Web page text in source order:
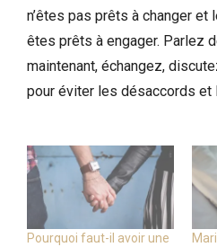
n’êtes pas prêts à changer
êtes prêts à engager. Parlez
maintenant, échangez,
pour éviter les désaccords et
Pourquoi faut-il avoir une